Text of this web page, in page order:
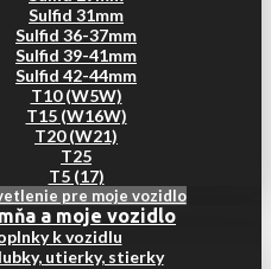
Sulfid 31mm
Sulfid 36-37mm
Sulfid 39-41mm
Sulfid 42-44mm
T10 (W5W)
T15 (W16W)
T20 (W21)
T25
T5 (17)
pre moje vozidlo
a moje vozidlo
k vozidlu
utierky, stierky